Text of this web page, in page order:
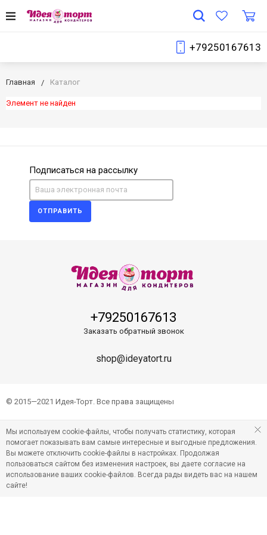
+79250167613
Главная Каталог
Элемент не найден
Подписаться на рассылку
ОТПРАВИТЬ
+79250167613
Заказать обратный звонок
shop@ideyatort.ru
© 2015—2021 Идея-Торт. Все права защищены
Мы используем cookie-файлы, чтобы получать статистику, которая
помогает показывать вам самые интересные и выгодные предложения.
Вы можете отключить cookie-файлы в настройках. Продолжая
пользоваться сайтом без изменения настроек, вы даете согласие на
использование ваших cookie-файлов. Всегда рады видеть вас на нашем
сайте!